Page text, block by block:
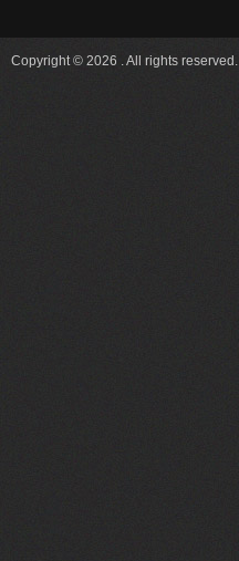
Copyright © 2026 . All rights reserved.